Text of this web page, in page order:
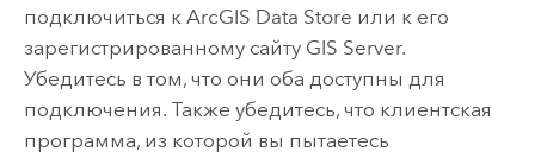
подключиться к ArcGIS Data Store или к его
зарегистрированному сайту GIS Server.
Убедитесь в том, что они оба доступны для
подключения. Также убедитесь, что клиентская
программа, из которой вы пытаетесь